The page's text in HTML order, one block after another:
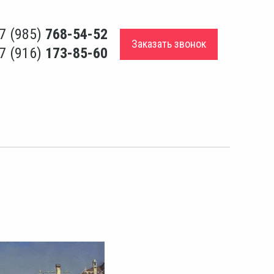
(985) 768-54-52
(916) 173-85-60
Заказать звонок